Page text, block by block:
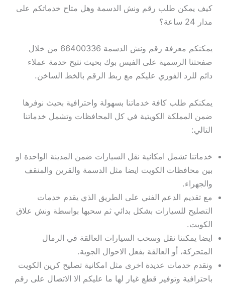
كيف يمكن طلب رقم ونش الدسمة وهل متاح خدماتكم على
مدار 24 ساعة؟
يمكنكم معرفة رقم ونش الدسمة 66400336 من خلال
صفحتنا الرسمية على الفيس بوك بحيث نتيح خدمة عملاء
دائم للرد الفوري عليكم مع ربط الرقم بالخط الساخن.
يمكنكم طلب كافة خدماتنا بسهولة واحترافية بحيث نوفرها
ضمن المملكة الكويتية في كل المحافظات وتشمل خدماتنا
التالي:
خدماتنا تشمل امكانية نقل السيارات ضمن المدينة الواحدة او
بين محافظات الكويت ايضا مثل الدسمة والقرين والمنقف
والجهراء.
مع تقديم الدعم الفني على الطريق الذي يقدم خدمات
التصليح للسيارات بشكل بدائي ثم سحبها بواسطة ونش علاق
الكويت.
ايضا يمكننا نقل وسحب السيارات العالقة في الرمال
المتحركة، أو العالقة بفعل الاحوال الجوية.
ونقدم خدمات عديدة اخرى مثل امكانية تصليح كرين الكويت
باحترافية وتوفير قطع غيار لها ما عليكم الا الاتصال على رقم